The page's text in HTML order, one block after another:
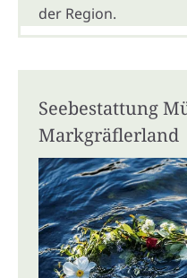
der Region.
Seebestattung
Markgräflerland